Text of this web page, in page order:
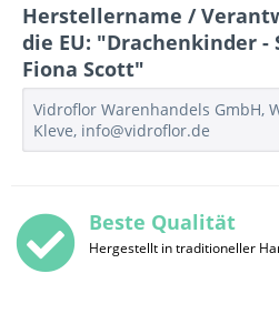
Herstellername /
die EU: "Drachenkinder -
Fiona Scott"
Vidroflor Warenhandels GmbH,
Kleve, info@vidroflor.de
Beste Qualität
Hergestellt in traditioneller